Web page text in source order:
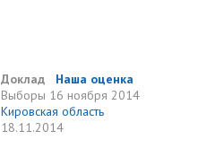
Доклад
Наша оценка
Выборы 16 ноября 2014
Кировская область
18.11.2014